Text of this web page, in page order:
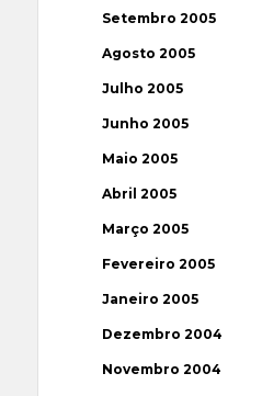
Setembro 2005
Agosto 2005
Julho 2005
Junho 2005
Maio 2005
Abril 2005
Março 2005
Fevereiro 2005
Janeiro 2005
Dezembro 2004
Novembro 2004